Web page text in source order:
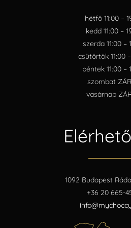
hétfő 11:00 –
kedd 11:00 –
szerda 11:00 –
csütörtök 11:00
péntek 11:00 –
szombat
vasárnap
1092 Budapest
+36 20 665-